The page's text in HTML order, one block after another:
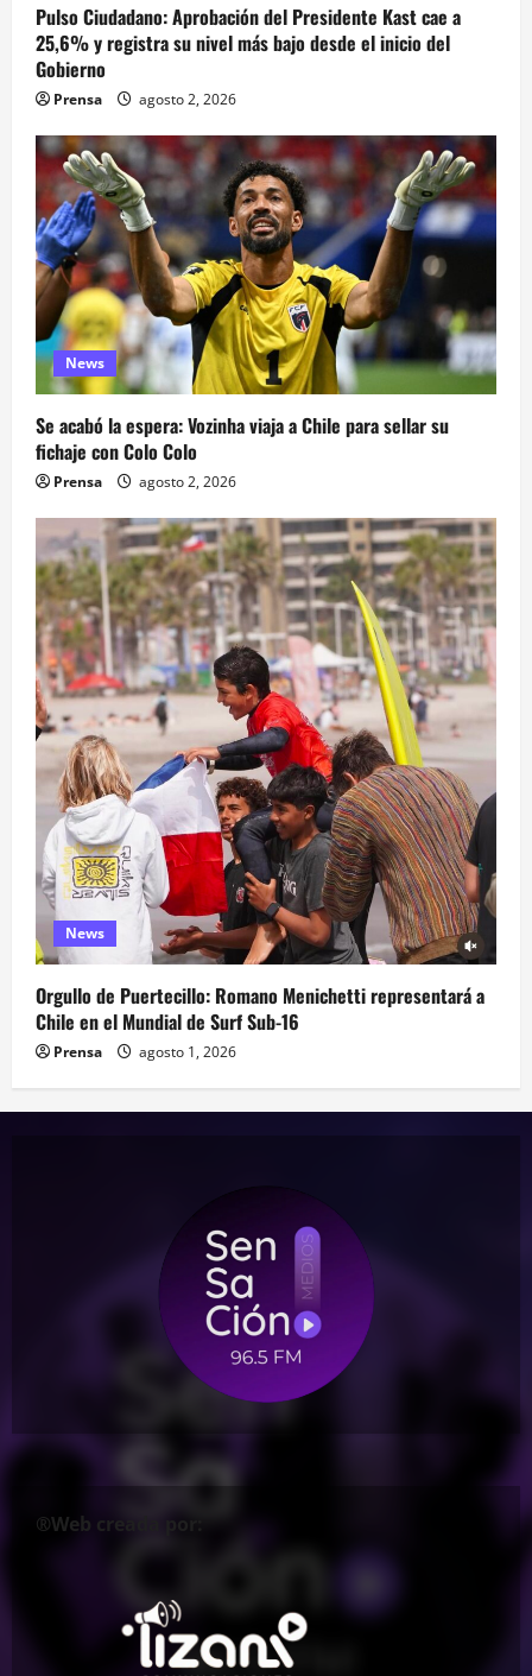
Pulso Ciudadano: Aprobación del Presidente Kast cae a
25,6% y registra su nivel más bajo desde el inicio del
Gobierno
Prensa agosto 2, 2026
News
Se acabó la espera: Vozinha viaja a Chile para sellar su
fichaje con Colo Colo
Prensa agosto 2, 2026
News
Orgullo de Puertecillo: Romano Menichetti representará a
Chile en el Mundial de Surf Sub-16
Prensa agosto 1, 2026
®Web creada por: